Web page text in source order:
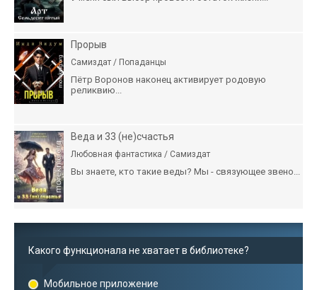
Прорыв
Самиздат / Попаданцы
Пётр Воронов наконец активирует родовую
реликвию...
Веда и 33 (не)счастья
Любовная фантастика / Самиздат
Вы знаете, кто такие веды? Мы - связующее звено...
Какого функционала не хватает в библиотеке?
Мобильное приложение